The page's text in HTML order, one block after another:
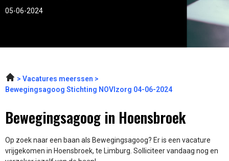
05-06-2024
Vacatures meerssen
Bewegingsagoog Stichting NOVIzorg 04-06-2024
Bewegingsagoog in Hoensbroek
Op zoek naar een baan als Bewegingsagoog? Er is een vacature
vrijgekomen in Hoensbroek, te Limburg. Solliciteer vandaag nog en